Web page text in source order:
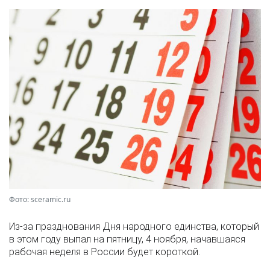
Фото: sceramic.ru
Из-за празднования Дня народного единства, который
в этом году выпал на пятницу, 4 ноября, начавшаяся
рабочая неделя в России будет короткой.